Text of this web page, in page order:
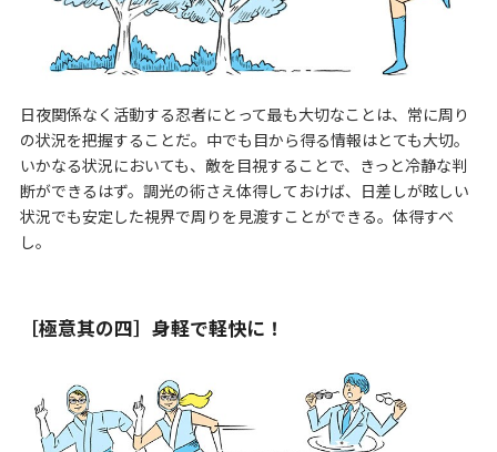
日夜関係なく活動する忍者にとって最も大切なことは、常に周り
の状況を把握することだ。中でも目から得る情報はとても大切。
いかなる状況においても、敵を目視することで、きっと冷静な判
断ができるはず。調光の術さえ体得しておけば、日差しが眩しい
状況でも安定した視界で周りを見渡すことができる。体得すべ
し。
［極意其の四］身軽で軽快に！